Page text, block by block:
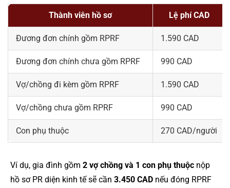
Thành viên hồ sơ Lệ phí CAD
Đương đơn chính gồm RPRF 1.590 CAD
Đương đơn chính chưa gồm RPRF 990 CAD
Vợ/chồng đi kèm gồm RPRF 1.590 CAD
Vợ/chồng chưa gồm RPRF 990 CAD
Con phụ thuộc 270 CAD/người
Ví dụ, gia đình gồm 2 vợ chồng và 1 con phụ thuộc nộp
hồ sơ PR diện kinh tế sẽ cần 3.450 CAD nếu đóng RPRF